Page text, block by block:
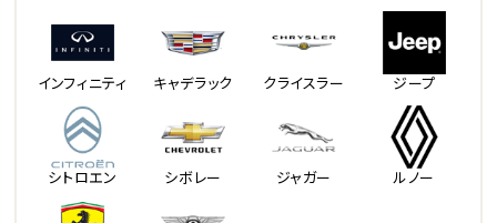
インフィニティ キャデラック クライスラー ジープ
シトロエン シボレー ジャガー ルノー